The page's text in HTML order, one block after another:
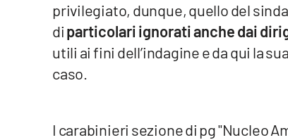
privilegiato, dunque, quello del
diparticolari ignorati anche dai
utili ai fini dell’indagine e da qui la
caso.
I carabinieri sezione di pg "Nucleo